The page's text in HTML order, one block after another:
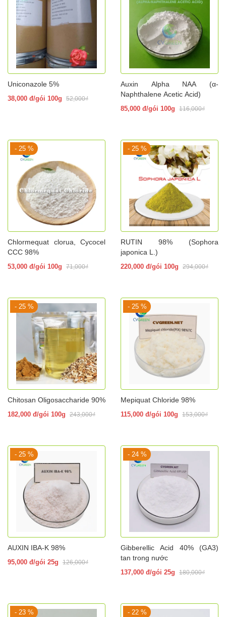
Uniconazole 5%
38,000 đ/gói 100g 52,000₫
Auxin Alpha NAA (α-
Naphthalene Acetic Acid)
85,000 đ/gói 100g 116,000₫
- 25 %
Chlormequat clorua, Cycocel
CCC 98%
53,000 đ/gói 100g 71,000₫
- 25 %
RUTIN 98% (Sophora
japonica L.)
220,000 đ/gói 100g 294,000₫
- 25 %
Chitosan Oligosaccharide 90%
182,000 đ/gói 100g 243,000₫
- 25 %
Mepiquat Chloride 98%
115,000 đ/gói 100g 153,000₫
- 25 %
AUXIN IBA-K 98%
95,000 đ/gói 25g 126,000₫
- 24 %
Gibberellic Acid 40% (GA3)
tan trong nước
137,000 đ/gói 25g 180,000₫
- 23 % - 22 %